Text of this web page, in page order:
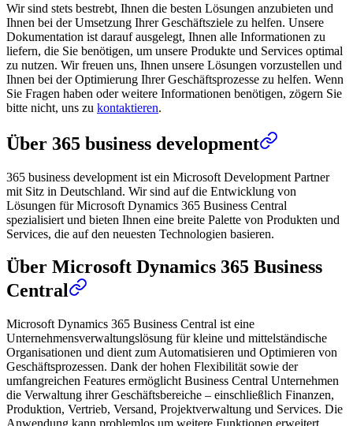
Wir sind stets bestrebt, Ihnen die besten Lösungen anzubieten und
Ihnen bei der Umsetzung Ihrer Geschäftsziele zu helfen. Unsere
Dokumentation ist darauf ausgelegt, Ihnen alle Informationen zu
liefern, die Sie benötigen, um unsere Produkte und Services optimal
zu nutzen. Wir freuen uns, Ihnen unsere Lösungen vorzustellen und
Ihnen bei der Optimierung Ihrer Geschäftsprozesse zu helfen. Wenn
Sie Fragen haben oder weitere Informationen benötigen, zögern Sie
bitte nicht, uns zu kontaktieren.
Über 365 business development
365 business development ist ein Microsoft Development Partner
mit Sitz in Deutschland. Wir sind auf die Entwicklung von
Lösungen für Microsoft Dynamics 365 Business Central
spezialisiert und bieten Ihnen eine breite Palette von Produkten und
Services, die auf den neuesten Technologien basieren.
Über Microsoft Dynamics 365 Business
Central
Microsoft Dynamics 365 Business Central ist eine
Unternehmensverwaltungslösung für kleine und mittelständische
Organisationen und dient zum Automatisieren und Optimieren von
Geschäftsprozessen. Dank der hohen Flexibilität sowie der
umfangreichen Features ermöglicht Business Central Unternehmen
die Verwaltung ihrer Geschäftsbereiche – einschließlich Finanzen,
Produktion, Vertrieb, Versand, Projektverwaltung und Services. Die